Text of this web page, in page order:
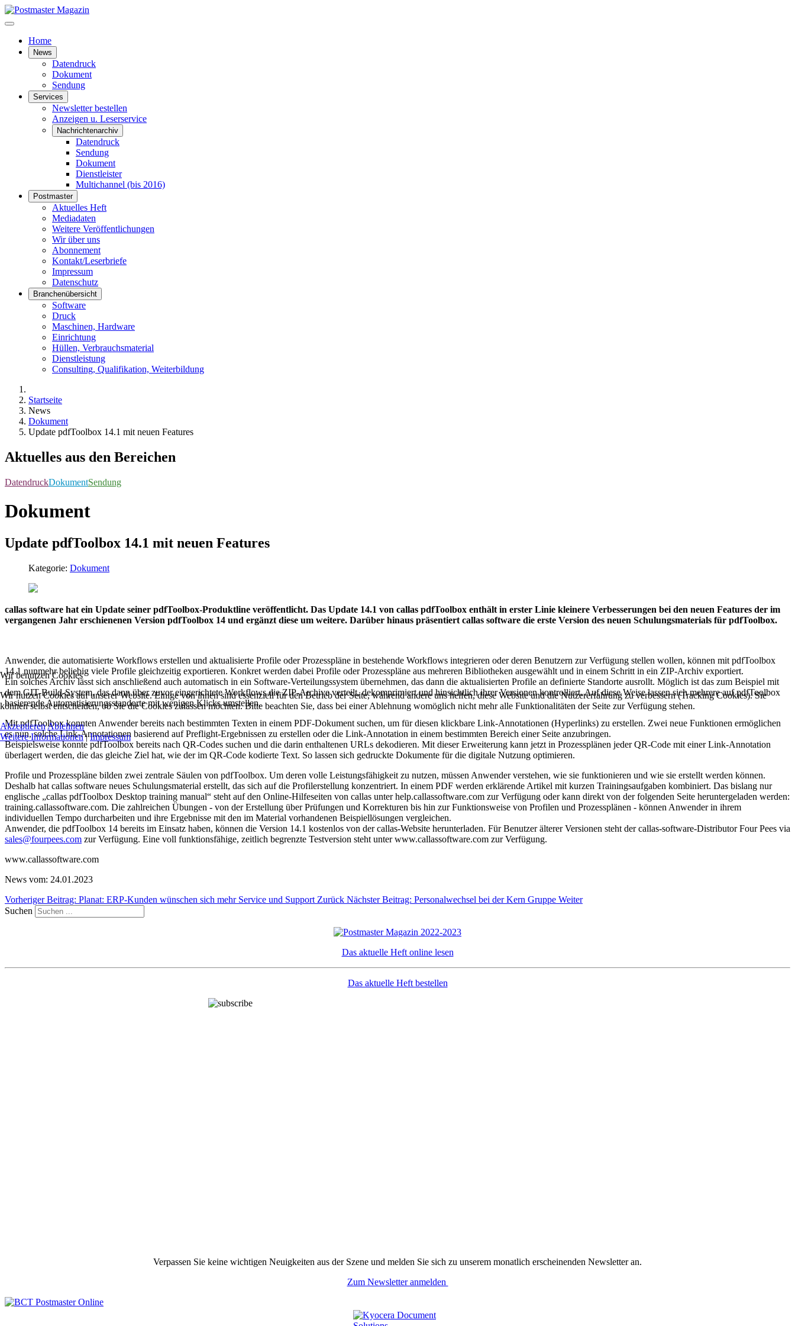
Home
News
Datendruck
Dokument
Sendung
Services
Newsletter bestellen
Anzeigen u. Leserservice
Nachrichtenarchiv
Datendruck
Sendung
Dokument
Dienstleister
Multichannel (bis 2016)
Postmaster
Aktuelles Heft
Mediadaten
Weitere Veröffentlichungen
Wir über uns
Abonnement
Kontakt/Leserbriefe
Impressum
Datenschutz
Branchenübersicht
Software
Druck
Maschinen, Hardware
Einrichtung
Hüllen, Verbrauchsmaterial
Dienstleistung
Consulting, Qualifikation, Weiterbildung
Startseite
News
Dokument
Update pdfToolbox 14.1 mit neuen Features
Aktuelles aus den Bereichen
DatendruckDokumentSendung
Dokument
Update pdfToolbox 14.1 mit neuen Features
Kategorie: Dokument
callas software hat ein Update seiner pdfToolbox-Produktline veröffentlicht. Das Update 14.1 von callas pdfToolbox enthält in erster Linie kleinere Verbesserungen bei den neuen Features der im
vergangenen Jahr erschienenen Version pdfToolbox 14 und ergänzt diese um weitere. Darüber hinaus präsentiert callas software die erste Version des neuen Schulungsmaterials für pdfToolbox.
Anwender, die automatisierte Workflows erstellen und aktualisierte Profile oder Prozesspläne in bestehende Workflows integrieren oder deren Benutzern zur Verfügung stellen wollen, können mit pdfToolbox
14.1 nunmehr beliebig viele Profile gleichzeitig exportieren. Konkret werden dabei Profile oder Prozesspläne aus mehreren Bibliotheken ausgewählt und in einem Schritt in ein ZIP-Archiv exportiert.
Ein solches Archiv lässt sich anschließend auch automatisch in ein Software-Verteilungssystem übernehmen, das dann die aktualisierten Profile an definierte Standorte ausrollt. Möglich ist das zum Beispiel mit
dem GIT-Build-System, das dann über zuvor eingerichtete Workflows die ZIP-Archive verteilt, dekomprimiert und hinsichtlich ihrer Versionen kontrolliert. Auf diese Weise lassen sich mehrere auf pdfToolbox
basierende Automatisierungsstandorte mit wenigen Klicks umstellen.
Mit pdfToolbox konnten Anwender bereits nach bestimmten Texten in einem PDF-Dokument suchen, um für diesen klickbare Link-Annotationen (Hyperlinks) zu erstellen. Zwei neue Funktionen ermöglichen
es nun, solche Link-Annotationen basierend auf Preflight-Ergebnissen zu erstellen oder die Link-Annotation in einem bestimmten Bereich einer Seite anzubringen.
Beispielsweise konnte pdfToolbox bereits nach QR-Codes suchen und die darin enthaltenen URLs dekodieren. Mit dieser Erweiterung kann jetzt in Prozessplänen jeder QR-Code mit einer Link-Annotation
überlagert werden, die das gleiche Ziel hat, wie der im QR-Code kodierte Text. So lassen sich gedruckte Dokumente für die digitale Nutzung optimieren.
Profile und Prozesspläne bilden zwei zentrale Säulen von pdfToolbox. Um deren volle Leistungsfähigkeit zu nutzen, müssen Anwender verstehen, wie sie funktionieren und wie sie erstellt werden können.
Deshalb hat callas software neues Schulungsmaterial erstellt, das sich auf die Profilerstellung konzentriert. In einem PDF werden erklärende Artikel mit kurzen Trainingsaufgaben kombiniert. Das bislang nur
englische „callas pdfToolbox Desktop training manual“ steht auf den Online-Hilfeseiten von callas unter help.callassoftware.com zur Verfügung oder kann direkt von der folgenden Seite heruntergeladen werden:
training.callassoftware.com. Die zahlreichen Übungen - von der Erstellung über Prüfungen und Korrekturen bis hin zur Funktionsweise von Profilen und Prozessplänen - können Anwender in ihrem
individuellen Tempo durcharbeiten und ihre Ergebnisse mit den im Material vorhandenen Beispiellösungen vergleichen.
Anwender, die pdfToolbox 14 bereits im Einsatz haben, können die Version 14.1 kostenlos von der callas-Website herunterladen. Für Benutzer älterer Versionen steht der callas-software-Distributor Four Pees via
sales@fourpees.com zur Verfügung. Eine voll funktionsfähige, zeitlich begrenzte Testversion steht unter www.callassoftware.com zur Verfügung.
www.callassoftware.com
News vom: 24.01.2023
Vorheriger Beitrag: Planat: ERP-Kunden wünschen sich mehr Service und Support Zurück Nächster Beitrag: Personalwechsel bei der Kern Gruppe Weiter
Suchen
Das aktuelle Heft online lesen
Das aktuelle Heft bestellen
Verpassen Sie keine wichtigen Neuigkeiten aus der Szene und melden Sie sich zu unserem monatlich erscheinenden Newsletter an.
Zum Newsletter anmelden
Wir benutzen Cookies
Wir nutzen Cookies auf unserer Website. Einige von ihnen sind essenziell für den Betrieb der Seite, während andere uns helfen, diese Website und die Nutzererfahrung zu verbessern (Tracking Cookies). Sie
können selbst entscheiden, ob Sie die Cookies zulassen möchten. Bitte beachten Sie, dass bei einer Ablehnung womöglich nicht mehr alle Funktionalitäten der Seite zur Verfügung stehen.
AkzeptierenAblehnen
Weitere Informationen|Impressum